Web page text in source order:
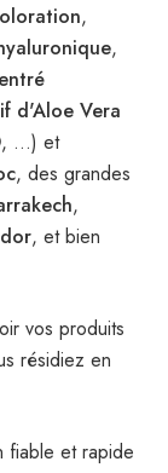
,
,
d'Aloe Vera
, …) et
, des grandes
,
, et bien
vos produits
résidiez en
fiable et rapide